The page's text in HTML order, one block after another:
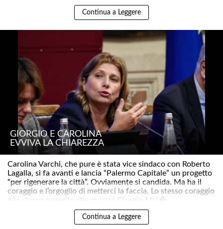
Continua a Leggere
GIORGIO E CAROLINA
EVVIVA LA CHIAREZZA
Carolina Varchi, che pure è stata vice sindaco con Roberto
Lagalla, si fa avanti e lancia “Palermo Capitale” un progetto
“per rigenerare la città”. Ovviamente si candida. Ma ha il
coraggio e l’orgoglio di metterci la faccia. Lo stesso coraggio
e lo stesso orgoglio che mostra Giorgio Mul�..
Continua a Leggere